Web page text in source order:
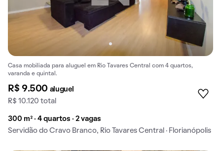
Casa mobiliada para aluguel em Rio Tavares Central com 4 quartos,
varanda e quintal.
R$ 9.500 aluguel
R$ 10.120 total
300 m² · 4 quartos · 2 vagas
Servidão do Cravo Branco, Rio Tavares Central · Florianópolis